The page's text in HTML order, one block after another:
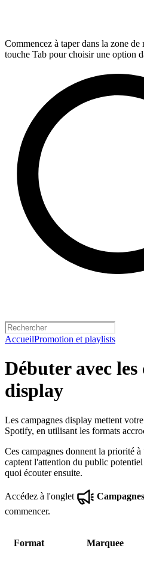
Commencez à taper dans la zone
touche Tab pour choisir une option
AccueilPromotion et playlists
Débuter avec les
display
Les campagnes display mettent
Spotify, en utilisant les formats
Ces campagnes donnent la priorité
captent l'attention du public
quoi écouter ensuite.
Accédez à l'onglet Campagnes
commencer.
Format Marquee